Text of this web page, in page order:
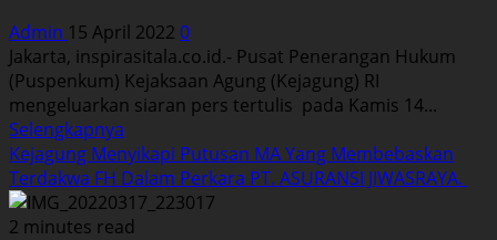
Berikat
dan
KITE
Admin 15 April 2022 0
Jakarta, inspirasitala.co.id.- Pusat Penerangan Hukum
(Puspenkum) Kejaksaan Agung (Kejagung) RI
mengeluarkan siaran pers tertulis pada Kamis 14...
Selengkapnya
more
about
Empat
Saksi
Kejagung Menyikapi Putusan MA Yang Membebaskan
Terdakwa FH Dalam Perkara PT. ASURANSI JIWASRAYA.
2 minutes read